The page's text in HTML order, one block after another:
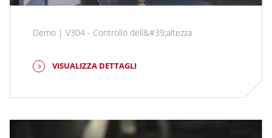
Demo | V304 - Controllo dell&#39;altezza
VISUALIZZA DETTAGLI